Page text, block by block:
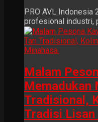
PRO AVL Indonesia
profesional industri,
Malam
Memadukan
Tradisional,
Tradisi Lisan